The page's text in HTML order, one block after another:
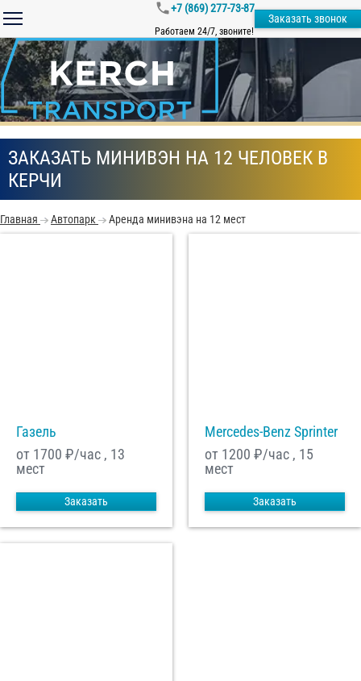
+7 (869) 277-73-87
Работаем 24/7, звоните!
Заказать звонок
ЗАКАЗАТЬ МИНИВЭН НА 12 ЧЕЛОВЕК В
КЕРЧИ
Главная Автопарк Аренда минивэна на 12 мест
Газель
от 1700 ₽/час , 13
мест
Заказать
Mercedes-Benz Sprinter
от 1200 ₽/час , 15
мест
Заказать
обработку моих Персональных данных